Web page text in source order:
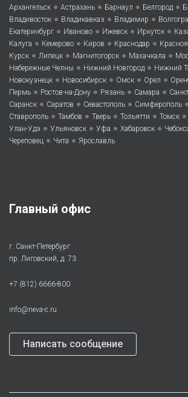
Архангельск • Астрахань • Барнаул • Белгород •
Владивосток • Владикавказ • Владимир •
Екатеринбург • Иваново • Ижевск • Иркутск •
Калуга • Кемерово • Киров • Краснодар •
Курск • Липецк • Магнитогорск • Махачкала •
Набережные Челны • Нижний Новгород • Нижний
Новокузнецк • Новосибирск • Омск • Орел •
Пермь • Ростов-на-Дону • Рязань • Самара •
Саранск • Саратов • Севастополь • Симферополь •
Ставрополь • Тамбов • Тверь • Тольятти • Томск •
Улан-Удэ • Ульяновск • Уфа • Хабаровск •
Череповец • Чита • Ярославль
Главный офис
г. Санкт-Петербург
пр. Лиговский, д. 73
+7 (812) 6666-800
info@neva-c.ru
Написать сообщение